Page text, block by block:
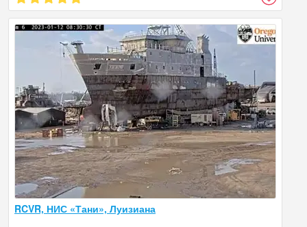
RCVR, НИС «Тани», Луизиана